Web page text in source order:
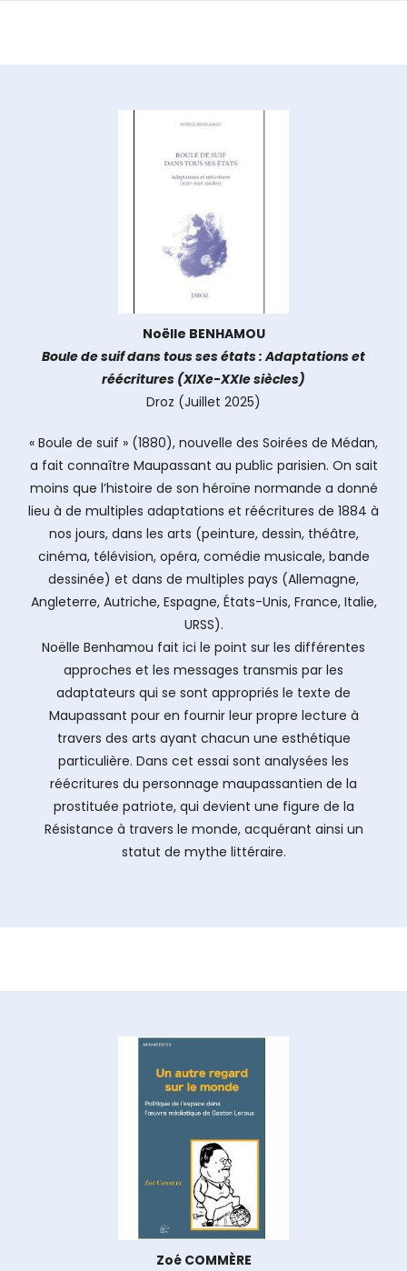
Noëlle BENHAMOU
Boule de suif dans tous ses états : Adaptations et
réécritures (XIXe-XXIe siècles)
Droz (Juillet 2025)
« Boule de suif » (1880), nouvelle des Soirées de Médan,
a fait connaître Maupassant au public parisien. On sait
moins que l’histoire de son héroïne normande a donné
lieu à de multiples adaptations et réécritures de 1884 à
nos jours, dans les arts (peinture, dessin, théâtre,
cinéma, télévision, opéra, comédie musicale, bande
dessinée) et dans de multiples pays (Allemagne,
Angleterre, Autriche, Espagne, États-Unis, France, Italie,
URSS).
Noëlle Benhamou fait ici le point sur les différentes
approches et les messages transmis par les
adaptateurs qui se sont appropriés le texte de
Maupassant pour en fournir leur propre lecture à
travers des arts ayant chacun une esthétique
particulière. Dans cet essai sont analysées les
réécritures du personnage maupassantien de la
prostituée patriote, qui devient une figure de la
Résistance à travers le monde, acquérant ainsi un
statut de mythe littéraire.
Zoé COMMÈRE